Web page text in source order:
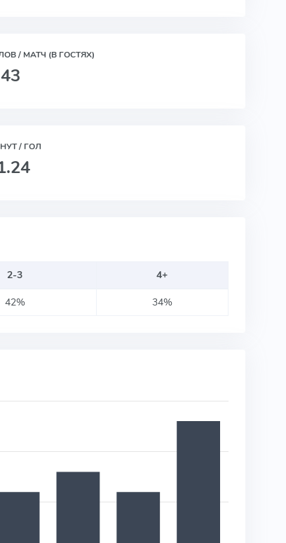
/ МАТЧ (В ГОСТЯХ)
/ ГОЛ
2-3
4+
42% 34%